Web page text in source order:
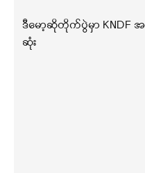
ဒီမော့ဆိုတိုက်ပွဲမှာ KNDF
ဆုံး